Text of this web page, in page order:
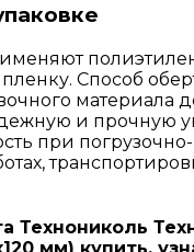
Способ
материала
и прочную
при погрузочно-
Технониколь